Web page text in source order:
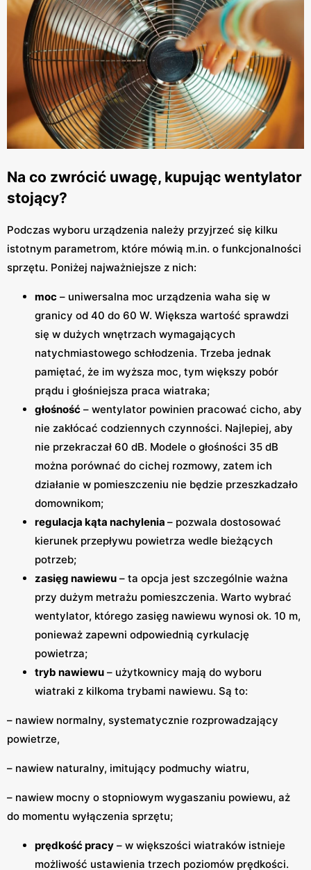
Na co zwrócić uwagę, kupując wentylator
stojący?
Podczas wyboru urządzenia należy przyjrzeć się kilku
istotnym parametrom, które mówią m.in. o funkcjonalności
sprzętu. Poniżej najważniejsze z nich:
moc – uniwersalna moc urządzenia waha się w
granicy od 40 do 60 W. Większa wartość sprawdzi
się w dużych wnętrzach wymagających
natychmiastowego schłodzenia. Trzeba jednak
pamiętać, że im wyższa moc, tym większy pobór
prądu i głośniejsza praca wiatraka;
głośność – wentylator powinien pracować cicho, aby
nie zakłócać codziennych czynności. Najlepiej, aby
nie przekraczał 60 dB. Modele o głośności 35 dB
można porównać do cichej rozmowy, zatem ich
działanie w pomieszczeniu nie będzie przeszkadzało
domownikom;
regulacja kąta nachylenia – pozwala dostosować
kierunek przepływu powietrza wedle bieżących
potrzeb;
zasięg nawiewu – ta opcja jest szczególnie ważna
przy dużym metrażu pomieszczenia. Warto wybrać
wentylator, którego zasięg nawiewu wynosi ok. 10 m,
ponieważ zapewni odpowiednią cyrkulację
powietrza;
tryb nawiewu – użytkownicy mają do wyboru
wiatraki z kilkoma trybami nawiewu. Są to:
– nawiew normalny, systematycznie rozprowadzający
powietrze,
– nawiew naturalny, imitujący podmuchy wiatru,
– nawiew mocny o stopniowym wygaszaniu powiewu, aż
do momentu wyłączenia sprzętu;
prędkość pracy – w większości wiatraków istnieje
możliwość ustawienia trzech poziomów prędkości.